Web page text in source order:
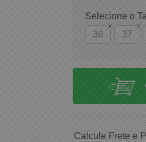
Selecione o
36
37
Calcule Frete e